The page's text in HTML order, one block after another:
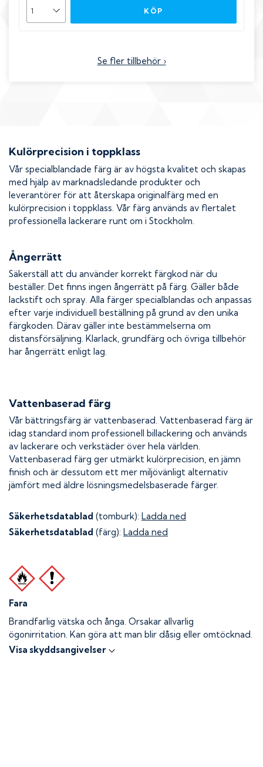
KÖP
Se fler tillbehör ›
Kulörprecision i toppklass
Vår specialblandade färg är av högsta kvalitet och skapas
med hjälp av marknadsledande produkter och
leverantörer för att återskapa originalfärg med en
kulörprecision i toppklass. Vår färg används av flertalet
professionella lackerare runt om i Stockholm.
Ångerrätt
Säkerställ att du använder korrekt färgkod när du
beställer. Det finns ingen ångerrätt på färg. Gäller både
lackstift och spray. Alla färger specialblandas och anpassas
efter varje individuell beställning på grund av den unika
färgkoden. Därav gäller inte bestämmelserna om
distansförsäljning. Klarlack, grundfärg och övriga tillbehör
har ångerrätt enligt lag.
Vattenbaserad färg
Vår bättringsfärg är vattenbaserad. Vattenbaserad färg är
idag standard inom professionell billackering och används
av lackerare och verkstäder över hela världen.
Vattenbaserad färg ger utmärkt kulörprecision, en jämn
finish och är dessutom ett mer miljövänligt alternativ
jämfört med äldre lösningsmedelsbaserade färger.
Säkerhetsdatablad (tomburk): Ladda ned
Säkerhetsdatablad (färg): Ladda ned
Fara
Brandfarlig vätska och ånga. Orsakar allvarlig
ögonirritation. Kan göra att man blir dåsig eller omtöcknad.
Visa skyddsangivelser